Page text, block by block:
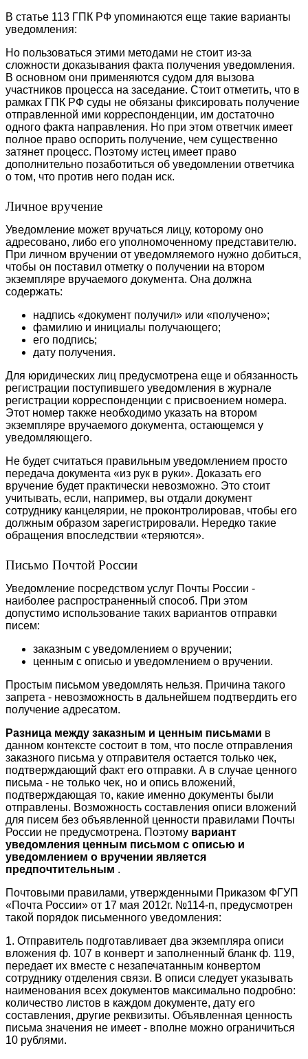
В статье 113 ГПК РФ упоминаются еще такие варианты
уведомления:
Но пользоваться этими методами не стоит из-за
сложности доказывания факта получения уведомления.
В основном они применяются судом для вызова
участников процесса на заседание. Стоит отметить, что в
рамках ГПК РФ суды не обязаны фиксировать получение
отправленной ими корреспонденции, им достаточно
одного факта направления. Но при этом ответчик имеет
полное право оспорить получение, чем существенно
затянет процесс. Поэтому истец имеет право
дополнительно позаботиться об уведомлении ответчика
о том, что против него подан иск.
Личное вручение
Уведомление может вручаться лицу, которому оно
адресовано, либо его уполномоченному представителю.
При личном вручении от уведомляемого нужно добиться,
чтобы он поставил отметку о получении на втором
экземпляре вручаемого документа. Она должна
содержать:
надпись «документ получил» или «получено»;
фамилию и инициалы получающего;
его подпись;
дату получения.
Для юридических лиц предусмотрена еще и обязанность
регистрации поступившего уведомления в журнале
регистрации корреспонденции с присвоением номера.
Этот номер также необходимо указать на втором
экземпляре вручаемого документа, остающемся у
уведомляющего.
Не будет считаться правильным уведомлением просто
передача документа «из рук в руки». Доказать его
вручение будет практически невозможно. Это стоит
учитывать, если, например, вы отдали документ
сотруднику канцелярии, не проконтролировав, чтобы его
должным образом зарегистрировали. Нередко такие
обращения впоследствии «теряются».
Письмо Почтой России
Уведомление посредством услуг Почты России -
наиболее распространенный способ. При этом
допустимо использование таких вариантов отправки
писем:
заказным с уведомлением о вручении;
ценным с описью и уведомлением о вручении.
Простым письмом уведомлять нельзя. Причина такого
запрета - невозможность в дальнейшем подтвердить его
получение адресатом.
Разница между заказным и ценным письмами в
данном контексте состоит в том, что после отправления
заказного письма у отправителя остается только чек,
подтверждающий факт его отправки. А в случае ценного
письма - не только чек, но и опись вложений,
подтверждающая то, какие именно документы были
отправлены. Возможность составления описи вложений
для писем без объявленной ценности правилами Почты
России не предусмотрена. Поэтому вариант
уведомления ценным письмом с описью и
уведомлением о вручении является
предпочтительным .
Почтовыми правилами, утвержденными Приказом ФГУП
«Почта России» от 17 мая 2012г. №114-п, предусмотрен
такой порядок письменного уведомления:
1. Отправитель подготавливает два экземпляра описи
вложения ф. 107 в конверт и заполненный бланк ф. 119,
передает их вместе с незапечатанным конвертом
сотруднику отделения связи. В описи следует указывать
наименования всех документов максимально подробно:
количество листов в каждом документе, дату его
составления, другие реквизиты. Объявленная ценность
письма значения не имеет - вполне можно ограничиться
10 рублями.